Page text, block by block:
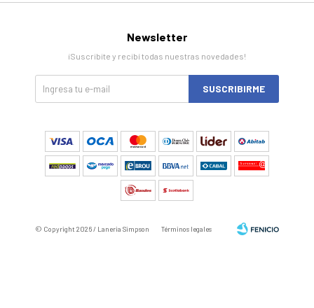
Newsletter
¡Suscribite y recibí todas nuestras novedades!
SUSCRIBIRME
© Copyright 2026 / Laneria Simpson Términos legales